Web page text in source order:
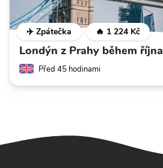
✈️ Zpátečka 🔥 1 224 Kč
Londýn z Prahy během října
Před 45 hodinami